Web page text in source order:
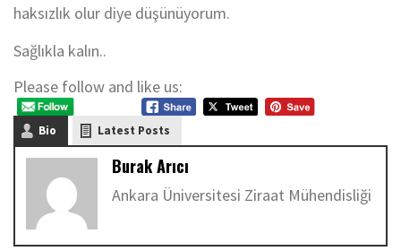
haksızlık olur diye düşünüyorum.
Sağlıkla kalın..
Please follow and like us:
Bio Latest Posts
Burak Arıcı
Ankara Üniversitesi Ziraat Mühendisliği